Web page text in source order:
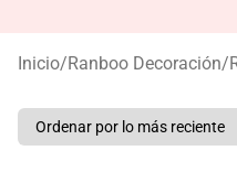
Inicio/Ranboo Decoración/